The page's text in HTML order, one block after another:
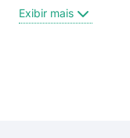
Exibir mais